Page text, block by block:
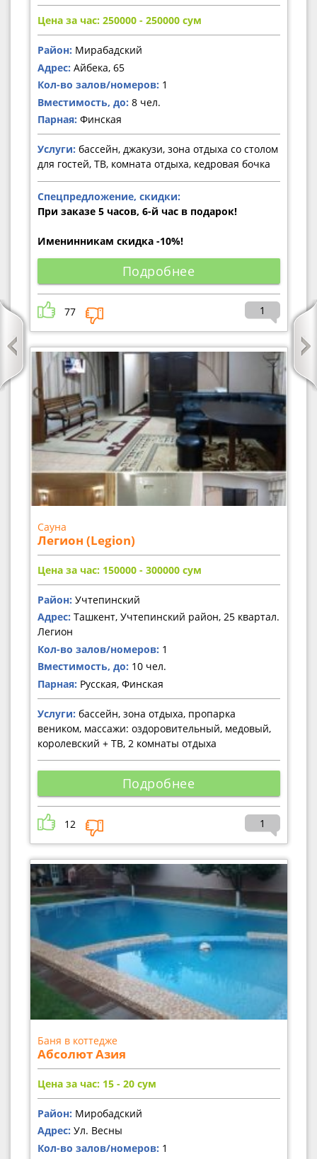
Цена за час: 250000 - 250000 сум
Район: Мирабадский
Адрес: Айбека, 65
Кол-во залов/номеров: 1
Вместимость, до: 8 чел.
Парная: Финская
Услуги: бассейн, джакузи, зона отдыха со столом
для гостей, ТВ, комната отдыха, кедровая бочка
Спецпредложение, скидки:
При заказе 5 часов, 6-й час в подарок!
Именинникам скидка -10%!
Подробнее
77 1
Сауна
Легион (Legion)
Цена за час: 150000 - 300000 сум
Район: Учтепинский
Адрес: Ташкент, Учтепинский район, 25 квартал.
Легион
Кол-во залов/номеров: 1
Вместимость, до: 10 чел.
Парная: Русская, Финская
Услуги: бассейн, зона отдыха, пропарка
веником, массажи: оздоровительный, медовый,
королевский + ТВ, 2 комнаты отдыха
Подробнее
12 1
Баня в коттедже
Абсолют Азия
Цена за час: 15 - 20 сум
Район: Миробадский
Адрес: Ул. Весны
Кол-во залов/номеров: 1